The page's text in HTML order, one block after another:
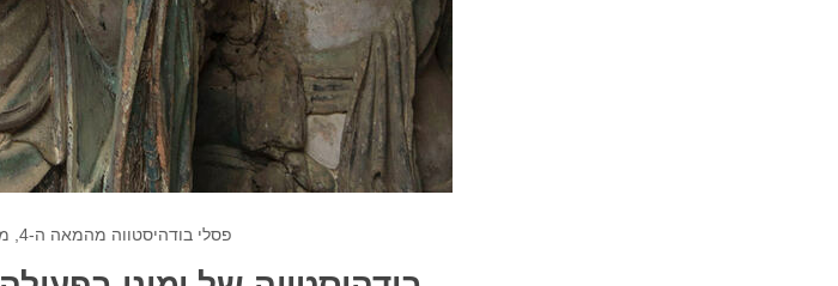
פסלי בודהיסטווה מהמאה ה-4, ממערות מַאִיגִ'ישָׁאן בסין.